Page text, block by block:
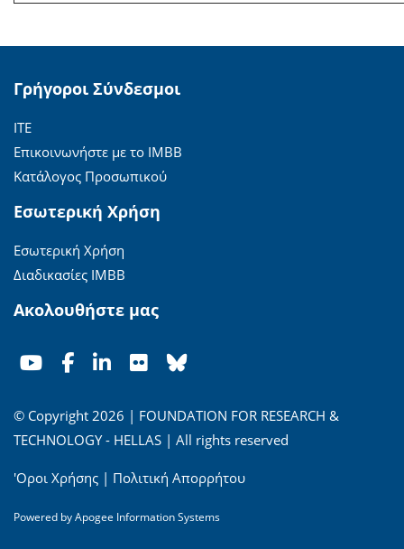
Γρήγοροι Σύνδεσμοι
ΙΤΕ
Επικοινωνήστε με το ΙΜΒΒ
Κατάλογος Προσωπικού
Εσωτερική Χρήση
Εσωτερική Χρήση
Διαδικασίες ΙΜΒΒ
Ακολουθήστε μας
© Copyright 2026 | FOUNDATION FOR RESEARCH &
TECHNOLOGY - HELLAS | All rights reserved
'Οροι Χρήσης | Πολιτική Απορρήτου
Powered byApogee Information Systems